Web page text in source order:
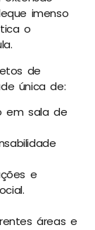
imenso
o
de
única de:
em sala de
e
áreas e